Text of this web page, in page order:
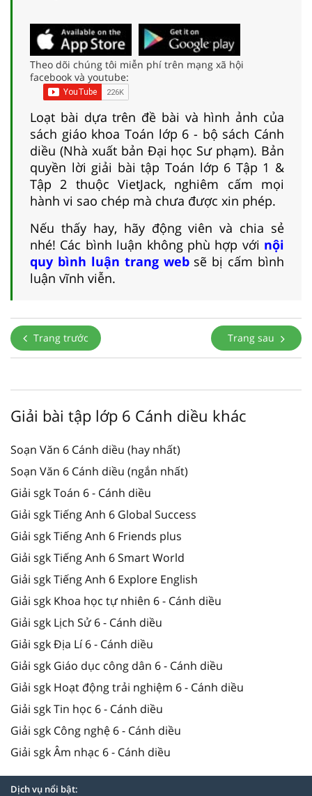
Theo dõi chúng tôi miễn phí trên mạng xã hội
facebook và youtube:
Loạt bài dựa trên đề bài và hình ảnh của
sách giáo khoa Toán lớp 6 - bộ sách Cánh
diều (Nhà xuất bản Đại học Sư phạm). Bản
quyền lời giải bài tập Toán lớp 6 Tập 1 &
Tập 2 thuộc VietJack, nghiêm cấm mọi
hành vi sao chép mà chưa được xin phép.
Nếu thấy hay, hãy động viên và chia sẻ
nhé! Các bình luận không phù hợp với nội
quy bình luận trang websẽ bị cấm bình
luận vĩnh viễn.
Trang trước Trang sau
Giải bài tập lớp 6 Cánh diều khác
Soạn Văn 6 Cánh diều (hay nhất)
Soạn Văn 6 Cánh diều (ngắn nhất)
Giải sgk Toán 6 - Cánh diều
Giải sgk Tiếng Anh 6 Global Success
Giải sgk Tiếng Anh 6 Friends plus
Giải sgk Tiếng Anh 6 Smart World
Giải sgk Tiếng Anh 6 Explore English
Giải sgk Khoa học tự nhiên 6 - Cánh diều
Giải sgk Lịch Sử 6 - Cánh diều
Giải sgk Địa Lí 6 - Cánh diều
Giải sgk Giáo dục công dân 6 - Cánh diều
Giải sgk Hoạt động trải nghiệm 6 - Cánh diều
Giải sgk Tin học 6 - Cánh diều
Giải sgk Công nghệ 6 - Cánh diều
Giải sgk Âm nhạc 6 - Cánh diều
Dịch vụ nổi bật: